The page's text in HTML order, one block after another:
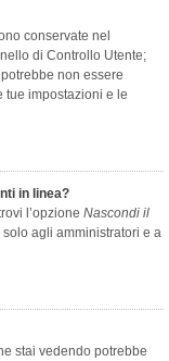
conservate nel
di Controllo Utente;
non essere
tue impostazioni e le
in linea?
l’opzione Nascondi il
agli amministratori e a
stai vedendo potrebbe